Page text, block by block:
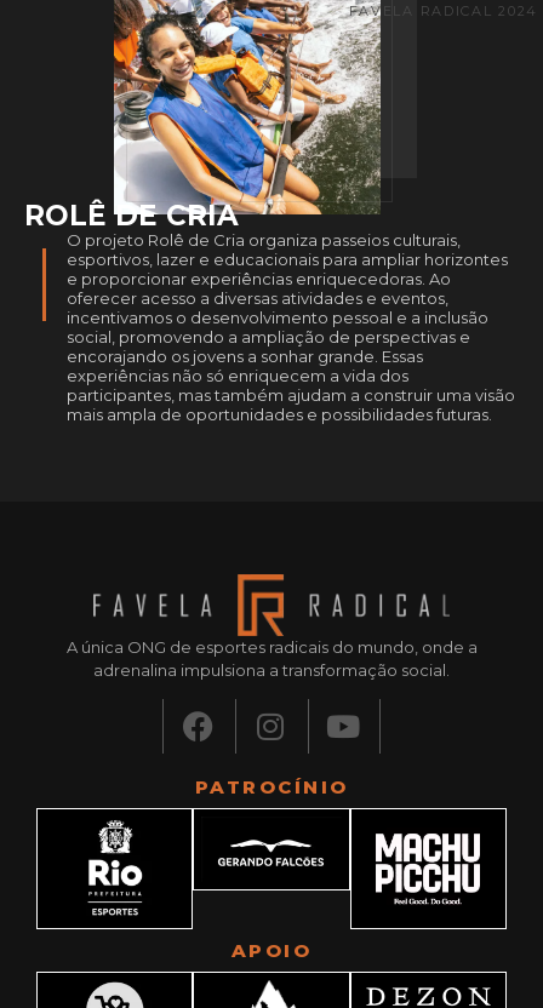
FAVELA RADICAL 2024
ROLÊ DE CRIA
O projeto Rolê de Cria organiza passeios culturais,
esportivos, lazer e educacionais para ampliar horizontes
e proporcionar experiências enriquecedoras. Ao
oferecer acesso a diversas atividades e eventos,
incentivamos o desenvolvimento pessoal e a inclusão
social, promovendo a ampliação de perspectivas e
encorajando os jovens a sonhar grande. Essas
experiências não só enriquecem a vida dos
participantes, mas também ajudam a construir uma visão
mais ampla de oportunidades e possibilidades futuras.
A única ONG de esportes radicais do mundo, onde a
adrenalina impulsiona a transformação social.
PATROCÍNIO
APOIO